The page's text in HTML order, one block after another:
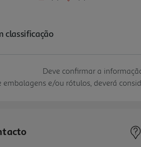
Deve confirmar a
embalagens e/ou rótulos, deverá